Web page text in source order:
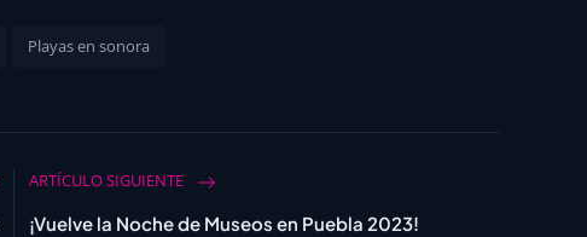
Playas en sonora
ARTÍCULO SIGUIENTE
¡Vuelve la Noche de Museos en Puebla 2023!